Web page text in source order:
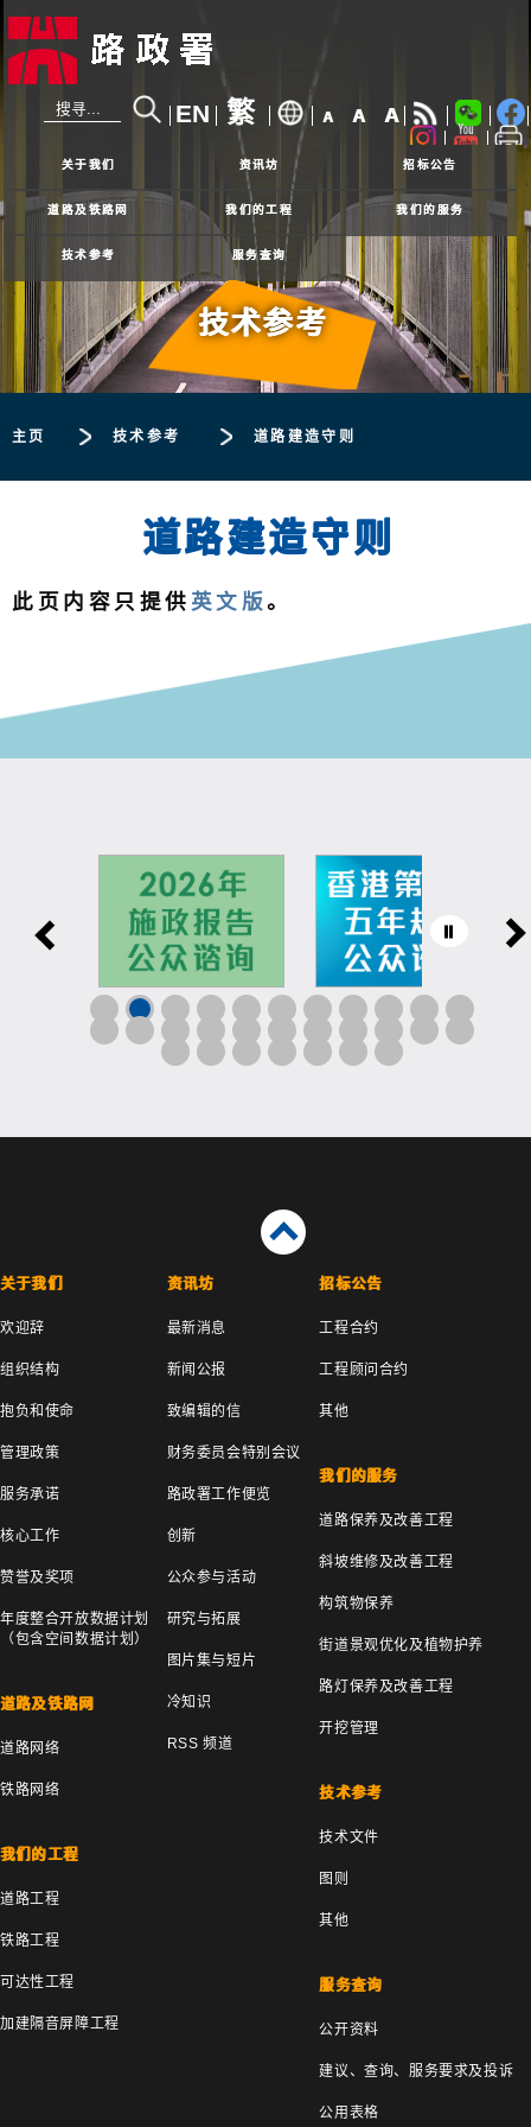
EN 繁 A A A
2926 4111
关于我们 资讯坊 招标公告
道路及铁路网 我们的工程 我们的服务
技术参考 服务查询
主页
技术参考
技术参考 道路建造守则
道路建造守则
此页内容只提供 英文版。
关于我们
欢迎辞
组织结构
抱负和使命
管理政策
服务承诺
核心工作
赞誉及奖项
年度整合开放数据计划
（包含空间数据计划）
道路及铁路网
道路网络
铁路网络
我们的工程
道路工程
铁路工程
可达性工程
加建隔音屏障工程
资讯坊
最新消息
新闻公报
致编辑的信
财务委员会特别会议
路政署工作便览
创新
公众参与活动
研究与拓展
图片集与短片
冷知识
RSS 频道
招标公告
工程合约
工程顾问合约
其他
我们的服务
道路保养及改善工程
斜坡维修及改善工程
构筑物保养
街道景观优化及植物护养
路灯保养及改善工程
开挖管理
技术参考
技术文件
图则
其他
服务查询
公开资料
建议、查询、服务要求及投诉
公用表格